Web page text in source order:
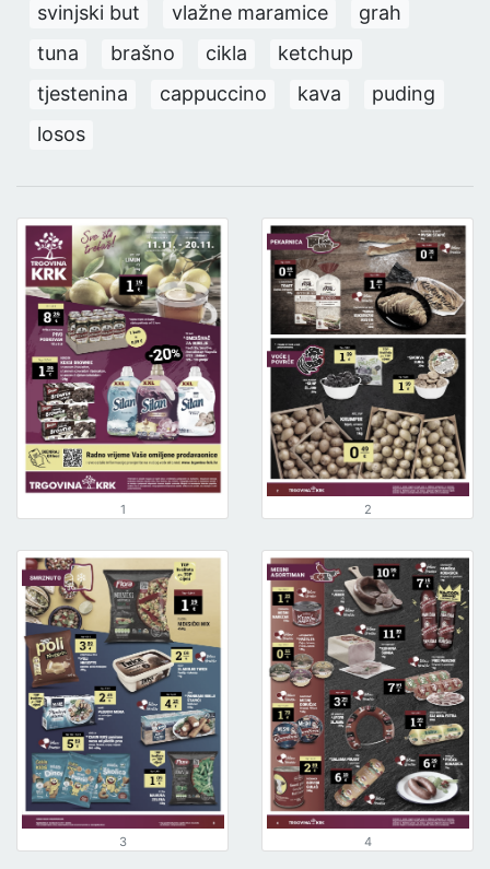
svinjski but
vlažne maramice
grah
tuna
brašno cikla
ketchup
tjestenina
cappuccino kava
puding
losos
1 2
3 4